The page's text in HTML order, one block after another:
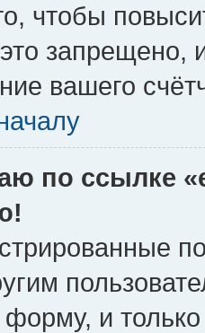
чтобы
запрещено,
вашего
по ссылке
и